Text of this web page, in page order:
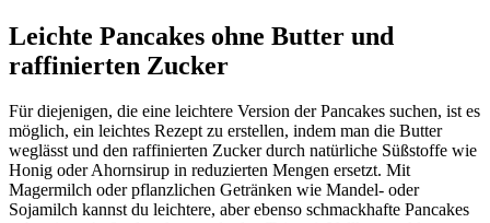
Leichte Pancakes ohne Butter und
raffinierten Zucker
Für diejenigen, die eine leichtere Version der Pancakes suchen, ist es
möglich, ein leichtes Rezept zu erstellen, indem man die Butter
weglässt und den raffinierten Zucker durch natürliche Süßstoffe wie
Honig oder Ahornsirup in reduzierten Mengen ersetzt. Mit
Magermilch oder pflanzlichen Getränken wie Mandel- oder
Sojamilch kannst du leichtere, aber ebenso schmackhafte Pancakes